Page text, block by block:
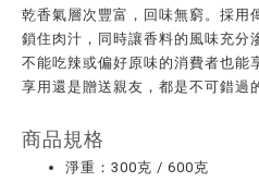
乾香氣層次豐富，回味無窮。採用
鎖住肉汁，同時讓香料的風味充分
不能吃辣或偏好原味的消費者也能
享用還是贈送親友，都是不可錯過
商品規格
淨重：300克 / 600克